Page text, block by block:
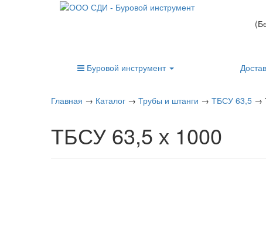
Буровой инструмент
Главная → Каталог → Трубы и штанги → ТБСУ 63,5 →
ТБСУ 63,5 х 1000